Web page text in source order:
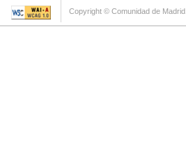
Copyright © Comunidad de Madrid.